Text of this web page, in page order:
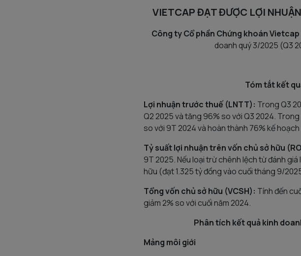
VIETCAP ĐẠT ĐƯỢC LỢI
Công ty Cổ phần Chứng khoán Vietcap
doanh quý 3/2025 (Q3
Tóm tắt kết
Lợi nhuận trước thuế (LNTT): Trong Q3
Q2 2025 và tăng 96% so với Q3 2024.
so với 9T 2024 và hoàn thành 76% kế
Tỷ suất lợi nhuận trên vốn chủ sở hữu
9T 2025. Nếu loại trừ chênh lệch từ đánh
hữu (đạt 1.325 tỷ đồng vào cuối tháng 9/
Tổng vốn chủ sở hữu (VCSH): Tính đến
giảm 2% so với cuối năm 2024.
Phân tích kết quả kinh
Mảng môi giới